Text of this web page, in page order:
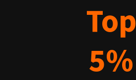
Top
5%